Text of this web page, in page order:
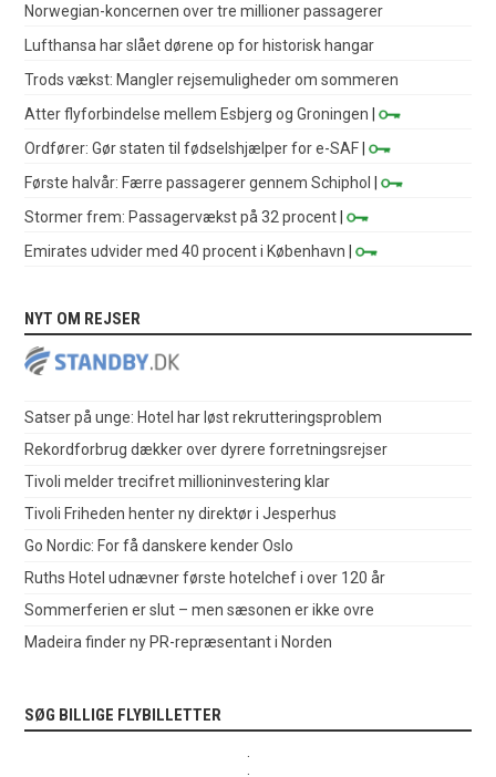
Norwegian-koncernen over tre millioner passagerer
Lufthansa har slået dørene op for historisk hangar
Trods vækst: Mangler rejsemuligheder om sommeren
Atter flyforbindelse mellem Esbjerg og Groningen |
Ordfører: Gør staten til fødselshjælper for e-SAF |
Første halvår: Færre passagerer gennem Schiphol
|
Stormer frem: Passagervækst på 32 procent |
Emirates udvider med 40 procent i København |
NYT OM REJSER
Satser på unge: Hotel har løst rekrutteringsproblem
Rekordforbrug dækker over dyrere forretningsrejser
Tivoli melder trecifret millioninvestering klar
Tivoli Friheden henter ny direktør i Jesperhus
Go Nordic: For få danskere kender Oslo
Ruths Hotel udnævner første hotelchef i over 120 år
Sommerferien er slut – men sæsonen er ikke ovre
Madeira finder ny PR-repræsentant i Norden
SØG BILLIGE FLYBILLETTER